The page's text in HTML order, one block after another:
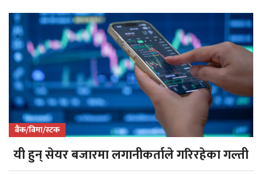
बैंक/बिमा/स्टक
यी हुन् सेयर बजारमा लगानीकर्ताले गरिरहेका गल्ती